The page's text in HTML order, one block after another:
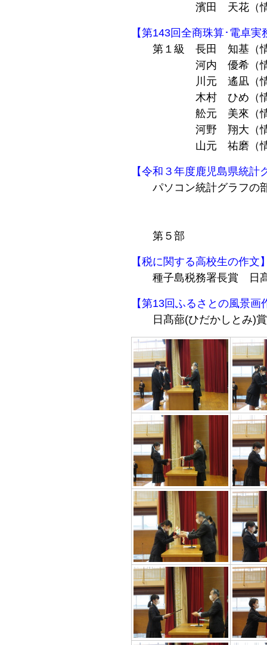
濱田 天花（情報
【第143回全商珠算･電卓
第１級 長田 知基（情
河内 優希（情報
川元 遙凪（情報
木村 ひめ（情報
舩元 美來（情報
河野 翔大（情報
山元 祐磨（情報
【令和３年度鹿児島県統計
パソコン統計グラフの
第５部 佳作 日
【税に関する高校生の作文
種子島税務署長賞 日
【第13回ふるさとの風景画
日髙蔀(ひだかしとみ)